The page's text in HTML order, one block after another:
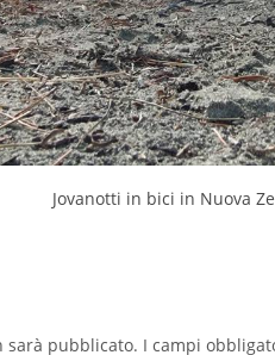
Jovanotti in bici in Nuova
sarà pubblicato. I campi